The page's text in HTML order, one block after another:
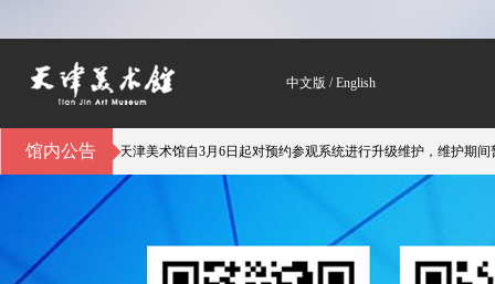
中文版 /English
馆内公告
参观体验，天津美术馆自3月6日起对预约参观系统进行升级维护，维护期间暂